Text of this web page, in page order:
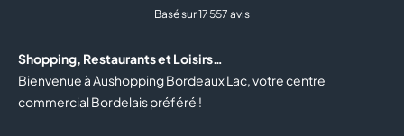
Basé sur 17 557 avis
Shopping, Restaurants et Loisirs…
Bienvenue à Aushopping Bordeaux Lac, votre centre
commercial Bordelais préféré !